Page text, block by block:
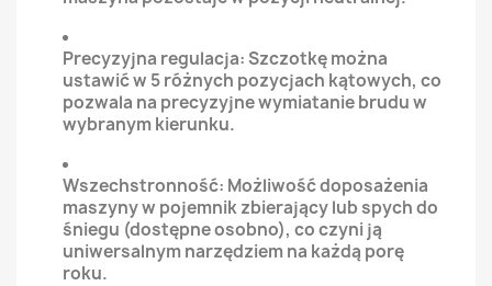
Precyzyjna regulacja: Szczotkę można
ustawić w 5 różnych pozycjach kątowych, co
pozwala na precyzyjne wymiatanie brudu w
wybranym kierunku.
Wszechstronność: Możliwość doposażenia
maszyny w pojemnik zbierający lub spych do
śniegu (dostępne osobno), co czyni ją
uniwersalnym narzędziem na każdą porę
roku.